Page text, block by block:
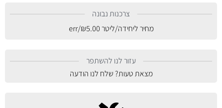
צרכנות נבונה
מחיר ליחידה/ליטר
₪5.00
/err
עזור לנו להשתפר
מצאת טעות? שלח לנו הודעה